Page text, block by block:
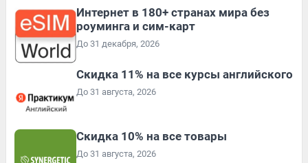
Интернет в 180+ странах мира без
роуминга и сим-карт
До 31 декабря, 2026
Скидка 11% на все курсы английского
До 31 августа, 2026
Скидка 10% на все товары
До 31 августа, 2026